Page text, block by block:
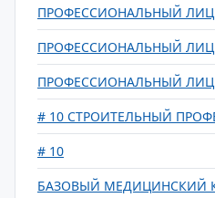
ПРОФЕССИОНАЛЬНЫЙ
ПРОФЕССИОНАЛЬНЫЙ
ПРОФЕССИОНАЛЬНЫЙ
# 10 СТРОИТЕЛЬНЫЙ
# 10
БАЗОВЫЙ МЕДИЦИНСКИЙ